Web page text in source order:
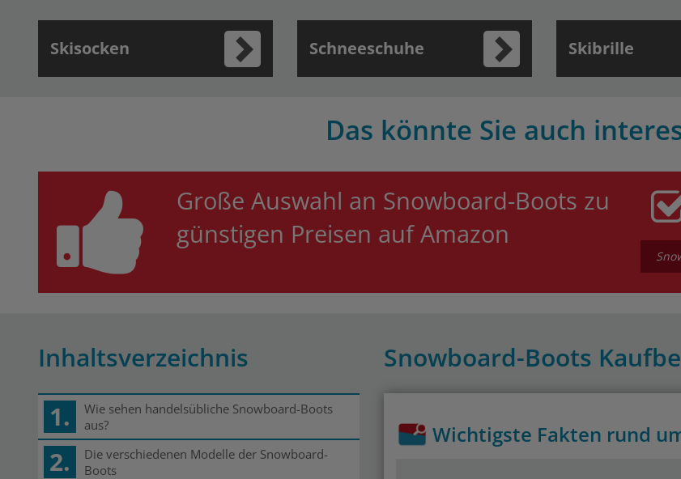
Skisocken Schneeschuhe Skibrille
Das könnte Sie auch
Große Auswahl an Snowboard-Boots zu
günstigen Preisen auf Amazon
Inhaltsverzeichnis
1.
Wie sehen handelsübliche Snowboard-Boots
aus?
2.
Die verschiedenen Modelle der Snowboard-
Boots
Snowboard-Boots
Wichtigste Fakten rund